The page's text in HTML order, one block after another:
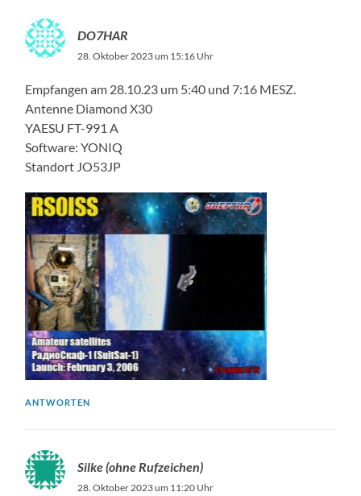
DO7HAR
28. Oktober 2023 um 15:16 Uhr
Empfangen am 28.10.23 um 5:40 und 7:16 MESZ.
Antenne Diamond X30
YAESU FT-991 A
Software: YONIQ
Standort JO53JP
ANTWORTEN
Silke (ohne Rufzeichen)
28. Oktober 2023 um 11:20 Uhr